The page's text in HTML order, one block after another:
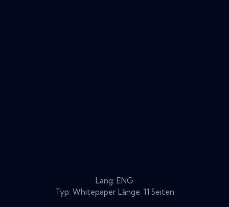
Lang: ENG
Typ: Whitepaper Länge: 11 Seiten